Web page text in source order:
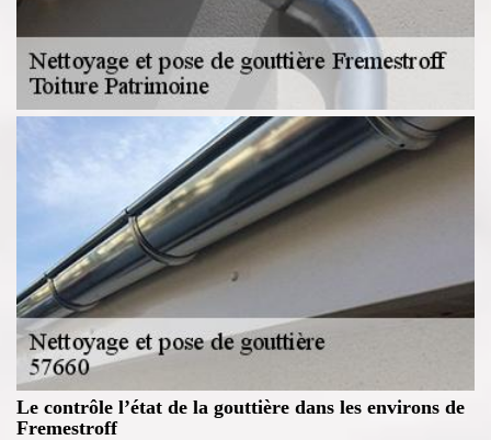
Le contrôle l’état de la gouttière dans les environs de
Fremestroff